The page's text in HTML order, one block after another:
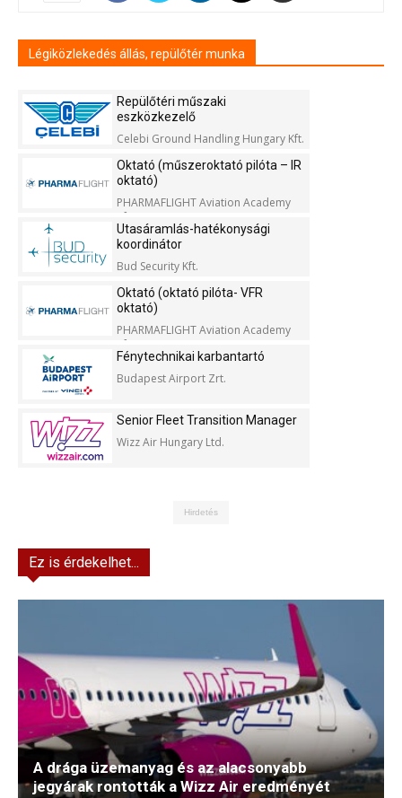
Légiközlekedés állás, repülőtér munka
Repülőtéri műszaki
eszközkezelő
Celebi Ground Handling Hungary Kft.
Oktató (műszeroktató pilóta – IR
oktató)
PHARMAFLIGHT Aviation Academy
Kft.
Utasáramlás-hatékonysági
koordinátor
Bud Security Kft.
Oktató (oktató pilóta- VFR
oktató)
PHARMAFLIGHT Aviation Academy
Kft.
Fénytechnikai karbantartó
Budapest Airport Zrt.
Senior Fleet Transition Manager
Wizz Air Hungary Ltd.
Hirdetés
Ez is érdekelhet...
A drága üzemanyag és az alacsonyabb
jegyárak rontották a Wizz Air eredményét